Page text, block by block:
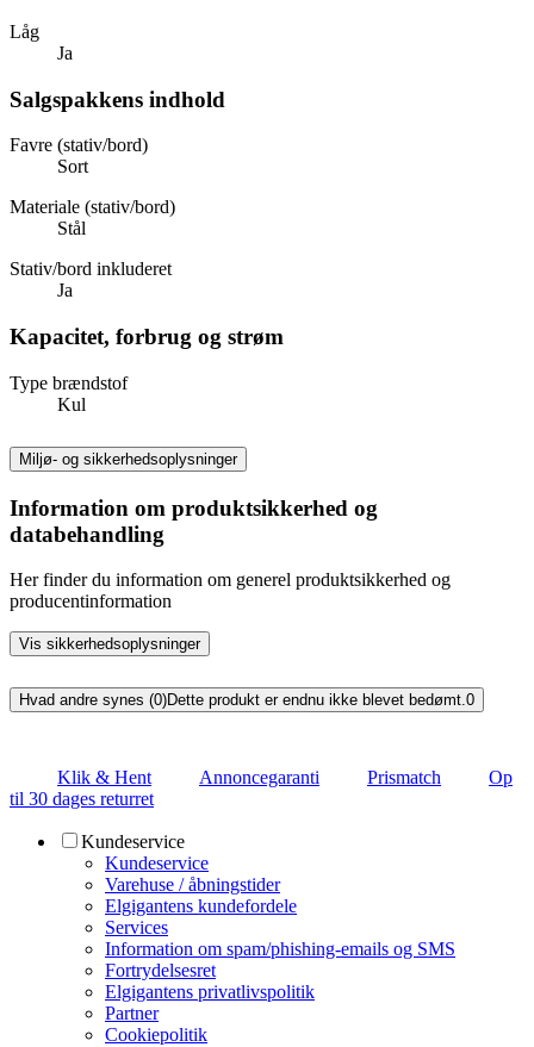
Låg
Ja
Salgspakkens indhold
Favre (stativ/bord)
Sort
Materiale (stativ/bord)
Stål
Stativ/bord inkluderet
Ja
Kapacitet, forbrug og strøm
Type brændstof
Kul
Miljø- og sikkerhedsoplysninger
Information om produktsikkerhed og
databehandling
Her finder du information om generel produktsikkerhed og
producentinformation
Vis sikkerhedsoplysninger
Hvad andre synes (0)Dette produkt er endnu ikke blevet bedømt.0
Klik & Hent Annoncegaranti Prismatch
Op
til 30 dages returret
Kundeservice
Kundeservice
Varehuse / åbningstider
Elgigantens kundefordele
Services
Information om spam/phishing-emails og SMS
Fortrydelsesret
Elgigantens privatlivspolitik
Partner
Cookiepolitik